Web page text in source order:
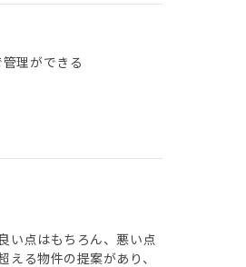
理ができる
い点はもちろん、悪い点
る物件の提案があり、